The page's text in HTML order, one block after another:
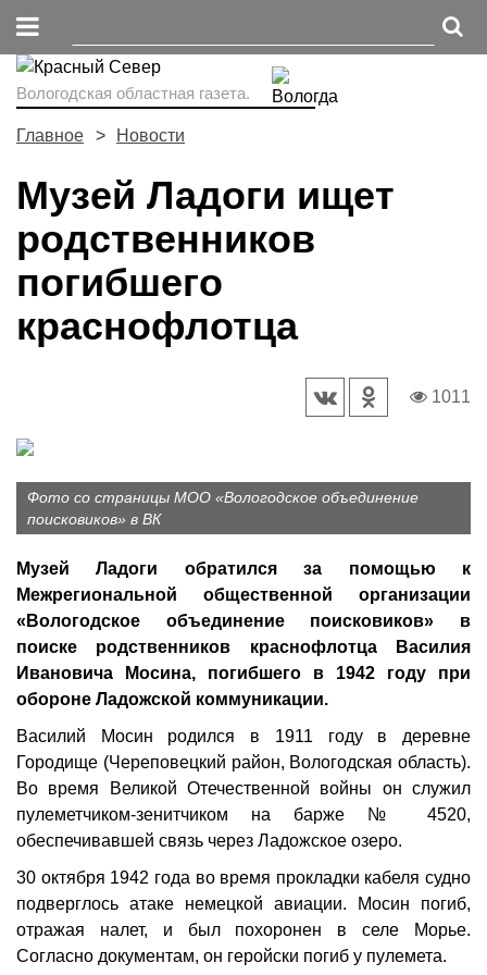
Вологодская областная газета.
Главное Новости
Музей Ладоги ищет
родственников
погибшего
краснофлотца
1011
Фото со страницы МОО «Вологодское объединение
поисковиков» в ВК
Музей Ладоги обратился за помощью к
Межрегиональной общественной организации
«Вологодское объединение поисковиков» в
поиске родственников краснофлотца Василия
Ивановича Мосина, погибшего в 1942 году при
обороне Ладожской коммуникации.
Василий Мосин родился в 1911 году в деревне
Городище (Череповецкий район, Вологодская область).
Во время Великой Отечественной войны он служил
пулеметчиком-зенитчиком на барже № 4520,
обеспечивавшей связь через Ладожское озеро.
30 октября 1942 года во время прокладки кабеля судно
подверглось атаке немецкой авиации. Мосин погиб,
отражая налет, и был похоронен в селе Морье.
Согласно документам, он геройски погиб у пулемета.